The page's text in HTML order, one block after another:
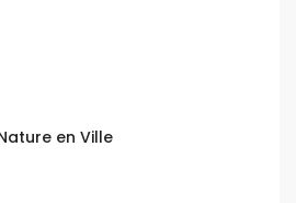
en Ville